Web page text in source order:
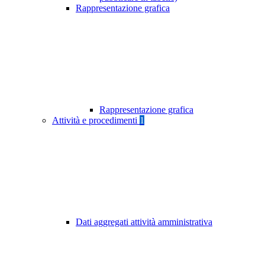
Rappresentazione grafica
Rappresentazione grafica
Attività e procedimenti 1
Dati aggregati attività amministrativa